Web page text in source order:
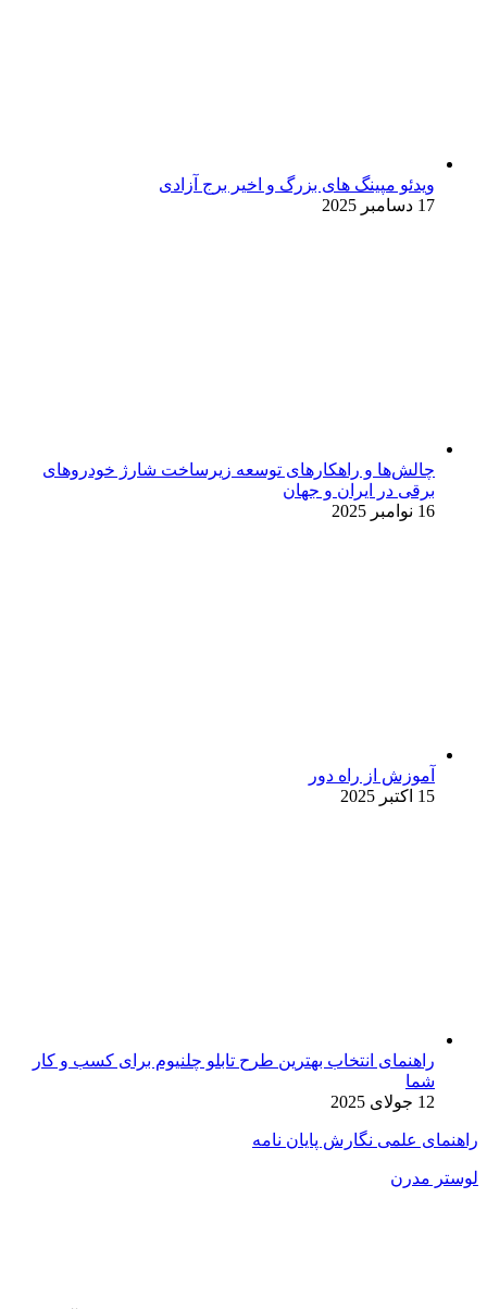
ویدئو مپینگ های بزرگ و اخیر برج آزادی
17 دسامبر 2025
چالش‌ها و راهکارهای توسعه زیرساخت شارژ خودروهای
برقی در ایران و جهان
16 نوامبر 2025
آموزش از راه دور
15 اکتبر 2025
راهنمای انتخاب بهترین طرح تابلو چلنیوم برای کسب و کار
شما
12 جولای 2025
راهنمای علمی نگارش پایان نامه
لوستر مدرن